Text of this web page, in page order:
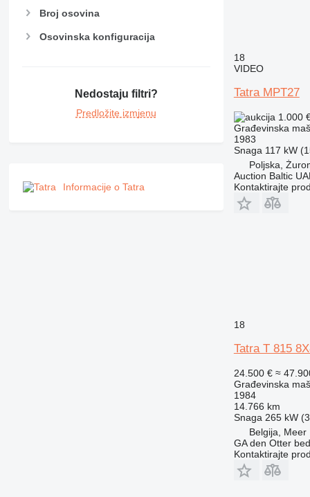
Broj osovina
Osovinska konfiguracija
Nedostaju filtri?
Predložite izmjenu
Informacije o Tatra
18
VIDEO
Tatra MPT27
1.000
Građevinska
1983
Snaga 117 kW
Poljska,
Auction Baltic
Kontaktirajte
18
Tatra T 815
24.500 € ≈
Građevinska
1984
14.766 km
Snaga 265 kW
Belgija, Meer
GA den Otter
Kontaktirajte